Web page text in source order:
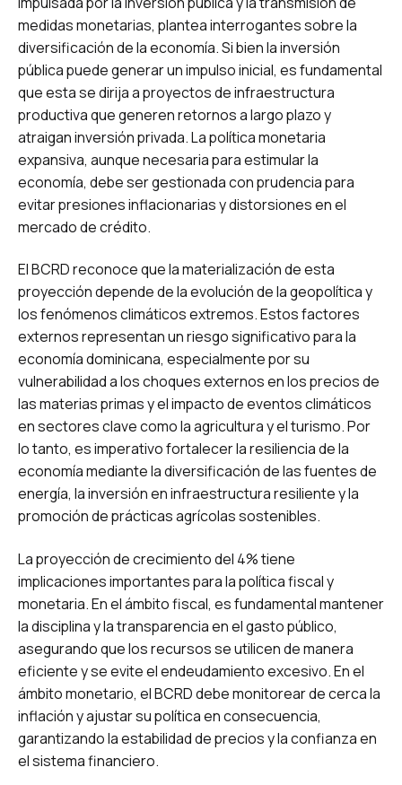
medidas monetarias, plantea interrogantes sobre la
diversificación de la economía. Si bien la inversión
pública puede generar un impulso inicial, es fundamental
que esta se dirija a proyectos de infraestructura
productiva que generen retornos a largo plazo y
atraigan inversión privada. La política monetaria
expansiva, aunque necesaria para estimular la
economía, debe ser gestionada con prudencia para
evitar presiones inflacionarias y distorsiones en el
mercado de crédito.
El BCRD reconoce que la materialización de esta
proyección depende de la evolución de la geopolítica y
los fenómenos climáticos extremos. Estos factores
externos representan un riesgo significativo para la
economía dominicana, especialmente por su
vulnerabilidad a los choques externos en los precios de
las materias primas y el impacto de eventos climáticos
en sectores clave como la agricultura y el turismo. Por
lo tanto, es imperativo fortalecer la resiliencia de la
economía mediante la diversificación de las fuentes de
energía, la inversión en infraestructura resiliente y la
promoción de prácticas agrícolas sostenibles.
La proyección de crecimiento del 4% tiene
implicaciones importantes para la política fiscal y
monetaria. En el ámbito fiscal, es fundamental mantener
la disciplina y la transparencia en el gasto público,
asegurando que los recursos se utilicen de manera
eficiente y se evite el endeudamiento excesivo. En el
ámbito monetario, el BCRD debe monitorear de cerca la
inflación y ajustar su política en consecuencia,
garantizando la estabilidad de precios y la confianza en
el sistema financiero.